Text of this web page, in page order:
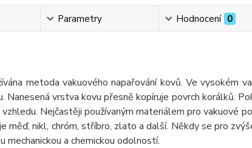
Parametry Hodnocení 0
metoda vakuového napařování kovů. Ve vysokém
Nanesená vrstva kovu přesně kopíruje povrch korálků.
Nejčastěji používaným materiálem pro vakuové
měď, nikl, chróm, stříbro, zlato a další. Někdy se pro
mechanickou a chemickou odolností.